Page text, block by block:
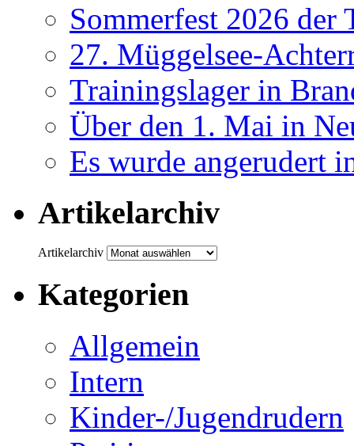
Sommerfest 2026 der
27. Müggelsee-
Trainingslager in
Über den 1. Mai in
Es wurde angerudert
Artikelarchiv
Artikelarchiv
Kategorien
Allgemein
Intern
Kinder-/Jugendrudern